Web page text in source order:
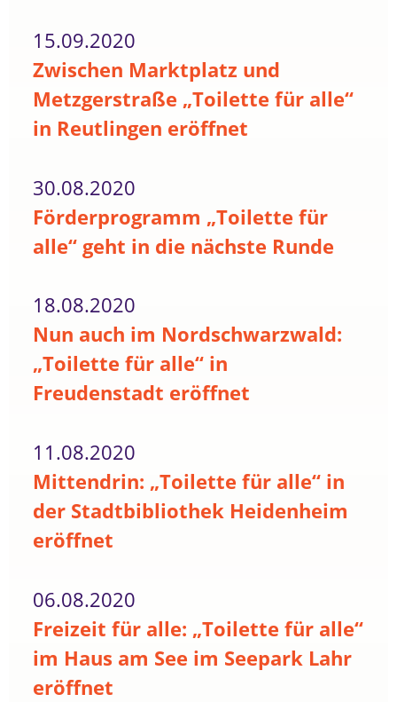
15.09.2020
Zwischen Marktplatz und
Metzgerstraße „Toilette für alle“
in Reutlingen eröffnet
30.08.2020
Förderprogramm „Toilette für
alle“ geht in die nächste Runde
18.08.2020
Nun auch im Nordschwarzwald:
„Toilette für alle“ in
Freudenstadt eröffnet
11.08.2020
Mittendrin: „Toilette für alle“ in
der Stadtbibliothek Heidenheim
eröffnet
06.08.2020
Freizeit für alle: „Toilette für alle“
im Haus am See im Seepark Lahr
eröffnet